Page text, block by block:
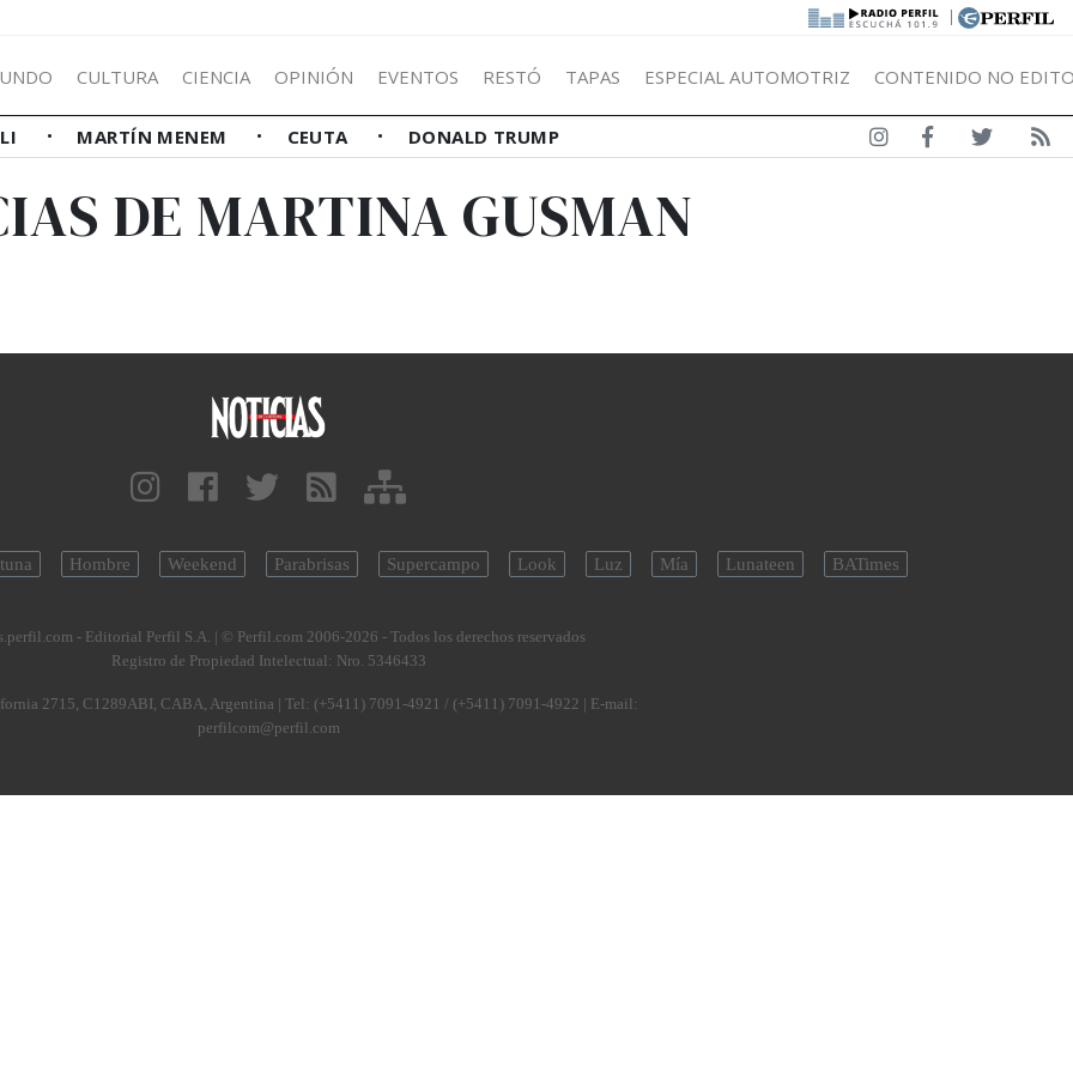
|
CULTURA CIENCIA OPINIÓN EVENTOS RESTÓ TAPAS ESPECIAL AUTOMOTRIZ CONTENIDO NO
MARTÍN MENEM CEUTA DONALD TRUMP
DE MARTINA GUSMAN
Hombre Weekend Parabrisas Supercampo Look Luz Mía Lunateen BATimes
- Editorial Perfil S.A. | © Perfil.com 2006-2026 - Todos los derechos reservados
Registro de Propiedad Intelectual: Nro. 5346433
2715, C1289ABI, CABA, Argentina | Tel: (+5411) 7091-4921 / (+5411) 7091-4922 | E-mail:
perfilcom@perfil.com